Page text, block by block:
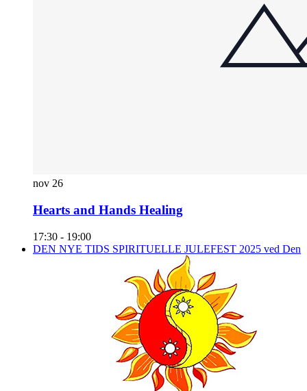
nov 26
Hearts and Hands Healing
17:30 - 19:00
DEN NYE TIDS SPIRITUELLE JULEFEST 2025 ved Den